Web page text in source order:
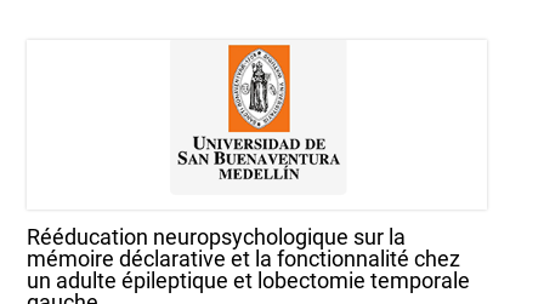
Rééducation neuropsychologique sur la
mémoire déclarative et la fonctionnalité chez
un adulte épileptique et lobectomie temporale